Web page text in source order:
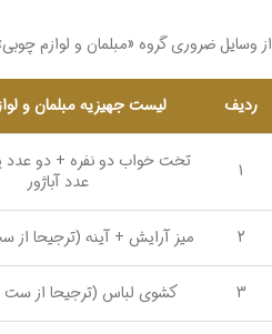
از وسایل ضروری گروه «مبلمان و لوازم
ردیف لیست جهیزیه مبلمان و
1
تخت خواب دو نفره + دو عدد
عدد آباژور
2 میز آرایش + آینه (ترجیحا
3 کشوی لباس (ترجیحا از ست